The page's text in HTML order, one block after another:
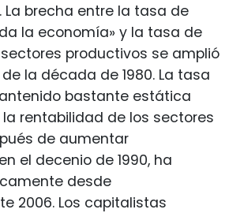
La brecha entre la tasa de
la economía» y la tasa de
productivos se amplió
la década de 1980. La tasa
bastante estática
la rentabilidad de los sectores
de aumentar
el decenio de 1990, ha
desde
2006. Los capitalistas